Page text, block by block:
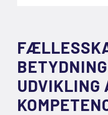
UDVIKLING